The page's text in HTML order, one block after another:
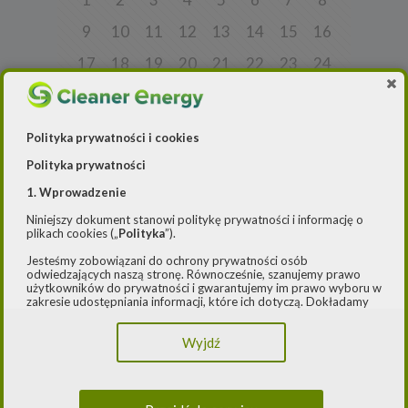
9
10 11 12 13 14 15
16
17
18 19 20 21 22 23
24
25
26 27 28
41
42 43
49
50
57
58 59 60 61 62 63
64
65
66 67 68 69 70 71
73
74 75 76 77 78 79
80
82 83 84 85 86 87
92 93
Polityka prywatności i cookies
Polityka prywatności
1. Wprowadzenie
Niniejszy dokument stanowi politykę prywatności i informację o
plikach cookies („Polityka”).
Jesteśmy zobowiązani do ochrony prywatności osób
odwiedzających naszą stronę. Równocześnie, szanujemy prawo
użytkowników do prywatności i gwarantujemy im prawo wyboru w
zakresie udostępniania informacji, które ich dotyczą. Dokładamy
przepisami, w szczególności rozporządzeniem Parlamentu
Europejskiego i Rady (UE) 2016/979 z dnia 27 kwietnia 2016 r. w
Wyjdź